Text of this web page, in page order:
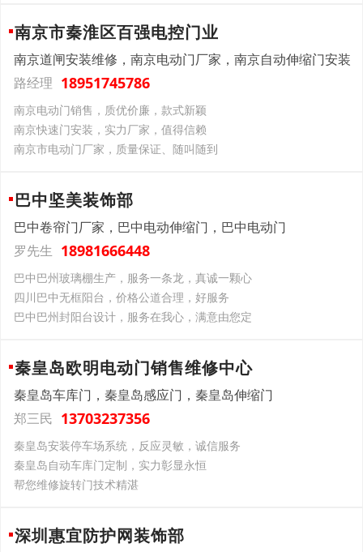
南京市秦淮区百强电控门业
南京道闸安装维修，南京电动门厂家，南京自动伸缩门安装
路经理 18951745786
南京电动门销售，质优价廉，款式新颖
南京快速门安装，实力厂家，值得信赖
南京市电动门厂家，质量保证、随叫随到
巴中坚美装饰部
巴中卷帘门厂家，巴中电动伸缩门，巴中电动门
罗先生 18981666448
巴中巴州玻璃棚生产，服务一条龙，真诚一颗心
四川巴中无框阳台，价格公道合理，好服务
巴中巴州封阳台设计，服务在我心，满意由您定
秦皇岛欧明电动门销售维修中心
秦皇岛车库门，秦皇岛感应门，秦皇岛伸缩门
郑三民 13703237356
秦皇岛安装停车场系统，反应灵敏，诚信服务
秦皇岛自动车库门定制，实力彰显永恒
帮您维修旋转门技术精湛
深圳惠宜防护网装饰部